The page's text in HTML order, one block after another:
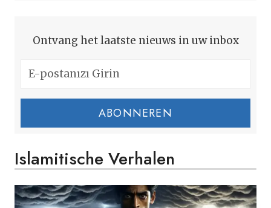
Ontvang het laatste nieuws in uw inbox
ABONNEREN
Islamitische Verhalen